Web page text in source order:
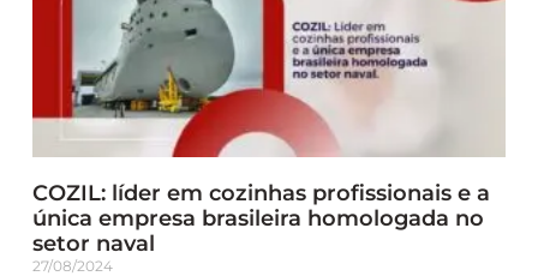
COZIL: líder em cozinhas profissionais e a
única empresa brasileira homologada no
setor naval
27/08/2024